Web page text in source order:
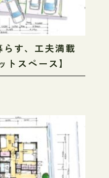
す、工夫満載
トスペース】